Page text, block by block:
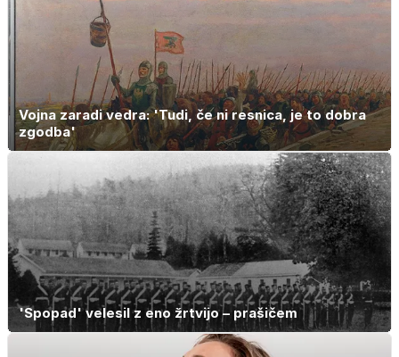
Vojna zaradi vedra: 'Tudi, če ni resnica, je to dobra
zgodba'
'Spopad' velesil z eno žrtvijo – prašičem